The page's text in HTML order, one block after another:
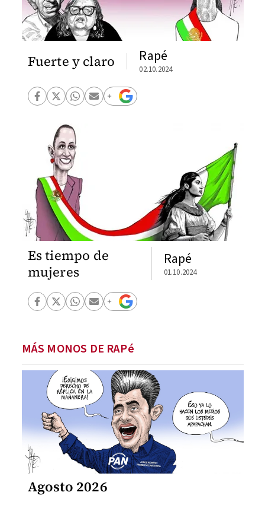
Fuerte y claro Rapé
02.10.2024
Es tiempo de
mujeres
Rapé
01.10.2024
MÁS MONOS DE RAPé
Agosto 2026